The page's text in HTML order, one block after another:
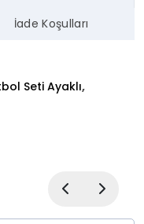
İade Koşulları
Seti Ayaklı,